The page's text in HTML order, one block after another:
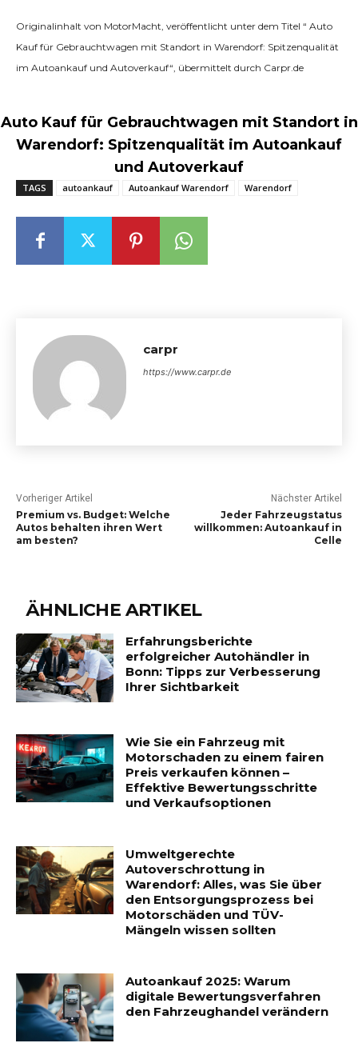
Originalinhalt von MotorMacht, veröffentlicht unter dem Titel “ Auto
Kauf für Gebrauchtwagen mit Standort in Warendorf: Spitzenqualität
im Autoankauf und Autoverkauf“, übermittelt durch Carpr.de
Auto Kauf für Gebrauchtwagen mit Standort in
Warendorf: Spitzenqualität im Autoankauf
und Autoverkauf
TAGS autoankauf Autoankauf Warendorf Warendorf
carpr
https://www.carpr.de
Vorheriger Artikel
Premium vs. Budget: Welche
Autos behalten ihren Wert
am besten?
Nächster Artikel
Jeder Fahrzeugstatus
willkommen: Autoankauf in
Celle
ÄHNLICHE ARTIKEL
Erfahrungsberichte
erfolgreicher Autohändler in
Bonn: Tipps zur Verbesserung
Ihrer Sichtbarkeit
Wie Sie ein Fahrzeug mit
Motorschaden zu einem fairen
Preis verkaufen können –
Effektive Bewertungsschritte
und Verkaufsoptionen
Umweltgerechte
Autoverschrottung in
Warendorf: Alles, was Sie über
den Entsorgungsprozess bei
Motorschäden und TÜV-
Mängeln wissen sollten
Autoankauf 2025: Warum
digitale Bewertungsverfahren
den Fahrzeughandel verändern